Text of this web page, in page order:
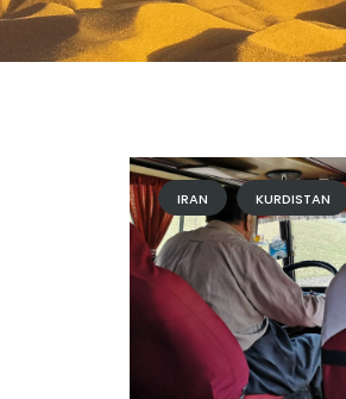
IRAN KURDISTAN